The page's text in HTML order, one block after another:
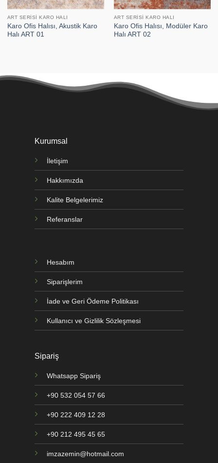
ART SERISI KARO HALI
Karo Ofis Halısı, Akustik Karo
Halı ART 01
ART SERISI KARO HALI
Karo Ofis Halısı, Modüler Karo
Halı ART 02
Kurumsal
İletişim
Hakkımızda
Kalite Belgelerimiz
Referanslar
Hesabım
Siparişlerim
İade ve Geri Ödeme Politikası
Kullanıcı ve Gizlilik Sözleşmesi
Sipariş
Whatsapp Sipariş
+90 532 054 57 66
+90 222 409 12 28
+90 212 495 45 65
imzazemin@hotmail.com